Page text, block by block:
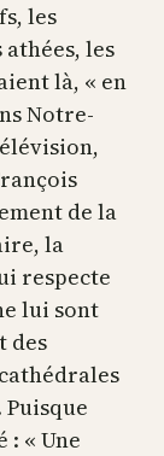
les
les
là, « en
Notre-
de la
la
respecte
lui sont
des
« Une